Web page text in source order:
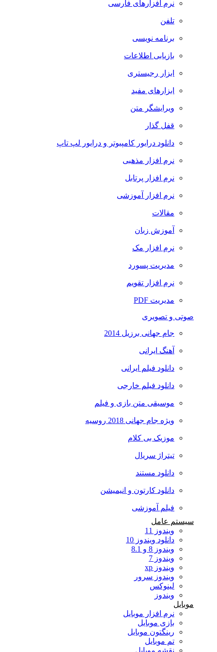
نرم افزارهای فارسی
تلفن
برنامه نویسی
بازیابی اطلاعات
ابزار رجیستری
ابزارهای مفید
ویرایشگر متن
قفل گذار
دانلود درایور کامپیوتر و درایور لپ تاپ
نرم افزار مذهبی
نرم افزار پرتابل
نرم افزار آموزشی
مقالات
آموزش زبان
نرم افزار مک
مدیریت پسورد
نرم افزار تقویم
مدیریت PDF
صوتی و تصویری
جام جهانی برزیل 2014
آهنگ ایرانی
دانلود فیلم ایرانی
دانلود فیلم خارجی
موسیقی متن بازی و فیلم
ویژه جام جهانی 2018 روسیه
موزیک بی کلام
تیتراژ سریال
دانلود مستند
دانلود کارتون و انیمیشن
فیلم آموزشی
سیستم عامل
ویندوز 11
دانلود ویندوز 10
ویندوز 8 و 8.1
ویندوز 7
ویندوز xp
ویندوز سرور
لینوکس
ویندوز
نرم افزار موبایل
بازی موبایل
رینگتون موبایل
تم موبایل
نقشه موبایل